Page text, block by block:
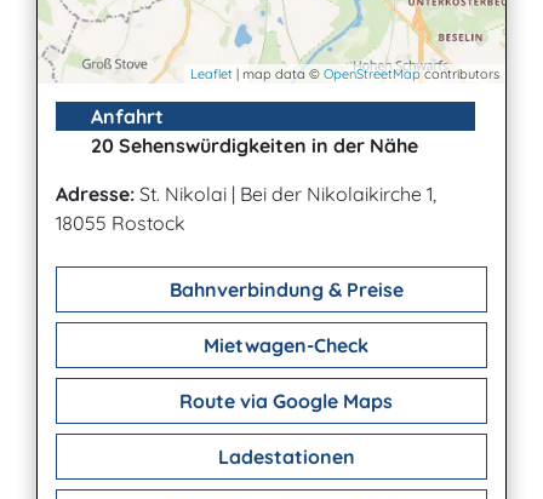
Leaflet | map data © OpenStreetMapcontributors
Anfahrt
20 Sehenswürdigkeiten in der Nähe
Adresse: St. Nikolai | Bei der Nikolaikirche 1,
18055 Rostock
Bahnverbindung & Preise
Mietwagen-Check
Route via Google Maps
Ladestationen